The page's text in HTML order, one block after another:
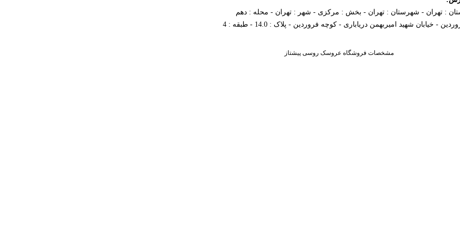
: تهران - شهرستان : تهران - بخش : مرکزی - شهر : تهران - محله : دهم
- خیابان شهید امیربهمن دریاباری - کوچه فروردین - پلاک : 14.0 - طبقه : 4
مشخصات فروشگاه عروسک روسی پیشتاز